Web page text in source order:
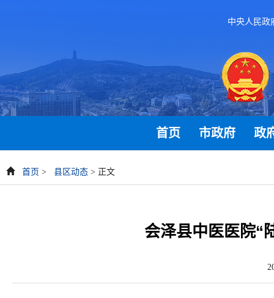
中央人民政
首页 市政府 政
首页 > 县区动态 > 正文
会泽县中医医院“